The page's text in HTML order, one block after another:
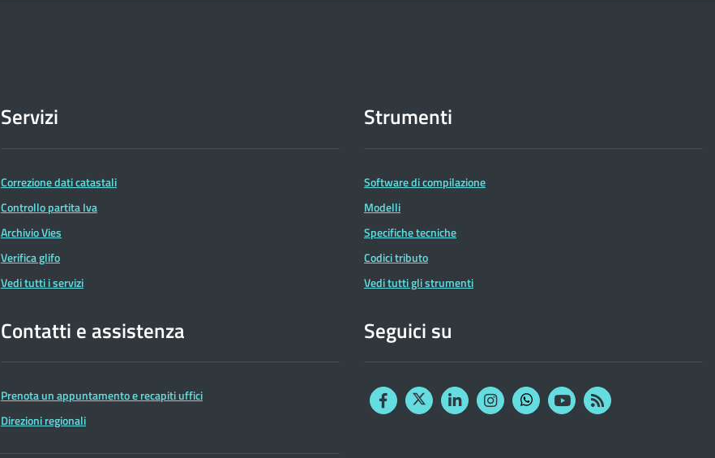
Servizi
Correzione dati catastali
Controllo partita Iva
Archivio Vies
Verifica glifo
Vedi tutti i servizi
Strumenti
Software di compilazione
Modelli
Specifiche tecniche
Codici tributo
Vedi tutti gli strumenti
Contatti e assistenza
Prenota un appuntamento e recapiti uffici
Direzioni regionali
Seguici su
FacebookTwitterLinkedinInstagram
YouTubeRSS